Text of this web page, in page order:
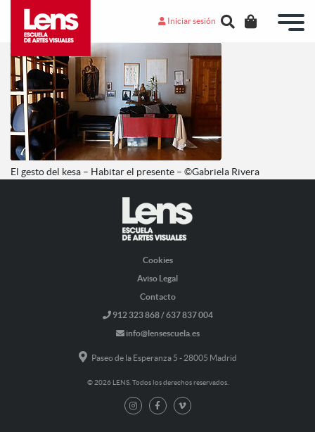
Iniciar sesión
El gesto del kesa – Habitar el presente – ©Gabriela Rivera
Cookies
Aviso Legal
Contacto
912 323 868 / 637 837 004
info@lensescuela.es
Paseo de la Esperanza 5 - 28005 Madrid
© 2026 LENS. Todos los derechos reservados.